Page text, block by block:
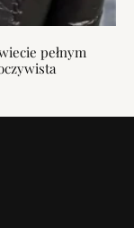
pełnym